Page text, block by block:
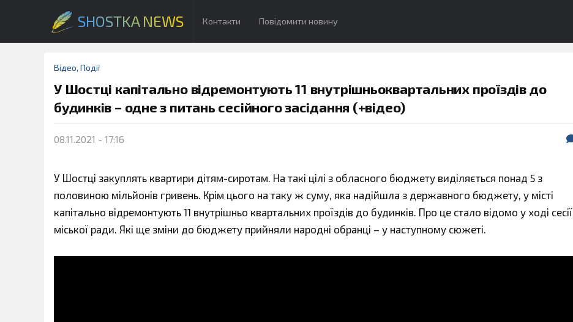
SHOSTKA NEWS Контакти Повідомити новину
Відео, Події
У Шостці капітально відремонтують 11 внутрішньоквартальних проїздів до
будинків – одне з питань сесійного засідання (+відео)
08.11.2021 - 17:16
У Шостці закуплять квартири дітям-сиротам. На такі цілі з обласного бюджету виділяється понад 5 з
половиною мільйонів гривень. Крім цього на таку ж суму, яка надійшла з державного бюджету, у місті
капітально відремонтують 11 внутрішньо квартальних проїздів до будинків. Про це стало відомо у ході сесії
міської ради. Які ще зміни до бюджету прийняли народні обранці – у наступному сюжеті.